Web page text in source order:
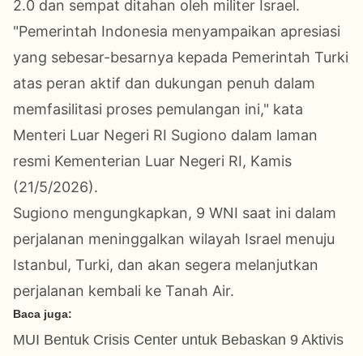
2.0 dan sempat ditahan oleh militer Israel.
"Pemerintah Indonesia menyampaikan apresiasi
yang sebesar-besarnya kepada Pemerintah Turki
atas peran aktif dan dukungan penuh dalam
memfasilitasi proses pemulangan ini," kata
Menteri Luar Negeri RI Sugiono dalam laman
resmi Kementerian Luar Negeri RI, Kamis
(21/5/2026).
Sugiono mengungkapkan, 9 WNI saat ini dalam
perjalanan meninggalkan wilayah Israel menuju
Istanbul, Turki, dan akan segera melanjutkan
perjalanan kembali ke Tanah Air.
Baca juga:
MUI Bentuk Crisis Center untuk Bebaskan 9 Aktivis